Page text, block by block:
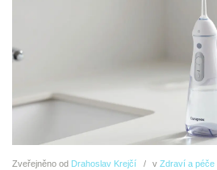
Zveřejněno od Drahoslav Krejčí v Zdraví a péče